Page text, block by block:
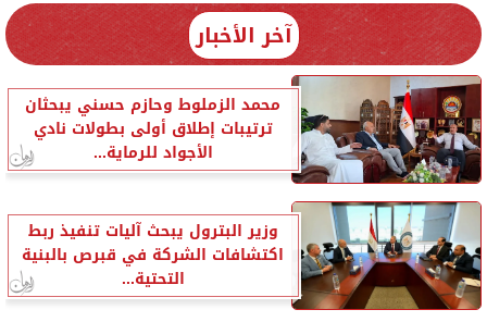
آخر الأخبار
محمد الزملوط وحازم حسني يبحثان
ترتيبات إطلاق أولى بطولات نادي
الأجواد للرماية...
وزير البترول يبحث آليات تنفيذ ربط
اكتشافات الشركة في قبرص بالبنية
التحتية...